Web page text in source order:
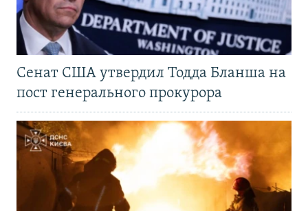
Сенат США утвердил Тодда Бланша на
пост генерального прокурора